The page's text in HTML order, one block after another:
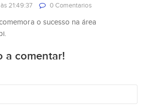
21:49:37 0 Comentarios
o sucesso na área
a comentar!